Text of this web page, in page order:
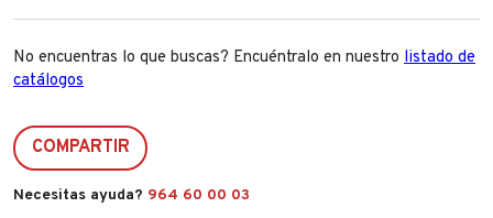
No encuentras lo que buscas? Encuéntralo en nuestro listado de
catálogos
COMPARTIR
Necesitas ayuda? 964 60 00 03